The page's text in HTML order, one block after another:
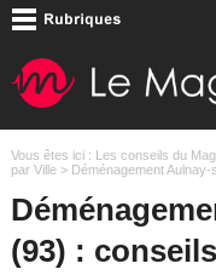
Vous êtes ici : Les conseils du
par Ville> Déménagement
(93) :